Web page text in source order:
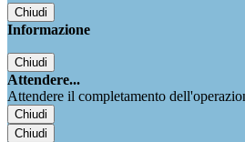
Chiudi
Informazione
Chiudi
Attendere...
Attendere il completamento
Chiudi
Chiudi